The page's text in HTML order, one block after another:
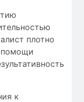
плотно
помощи
к